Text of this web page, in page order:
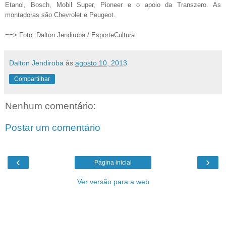
Etanol, Bosch, Mobil Super, Pioneer e o apoio da Transzero. As
montadoras são Chevrolet e Peugeot.
==> Foto: Dalton Jendiroba / EsporteCultura
Dalton Jendiroba às agosto 10, 2013
Compartilhar
Nenhum comentário:
Postar um comentário
‹ ›
Página inicial
Ver versão para a web